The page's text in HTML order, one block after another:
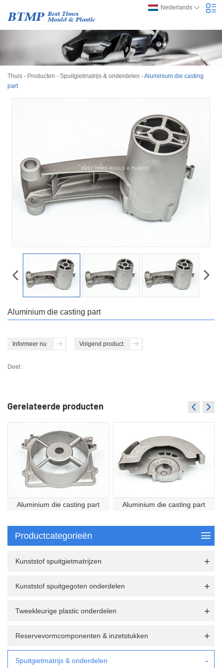
Nederlands
Thuis - Producten - Spuitgietmatrijs & onderdelen -Aluminium die casting
part
Aluminium die casting part
Informeer nu Volgend product
Deel:
Gerelateerde producten
Aluminium die casting part Aluminium die casting part
Productcategorieën
Kunststof spuitgietmatrijzen
Kunststof spuitgegoten onderdelen
Tweekleurige plastic onderdelen
Reservevormcomponenten & inzetstukken
Spuitgietmatrijs & onderdelen